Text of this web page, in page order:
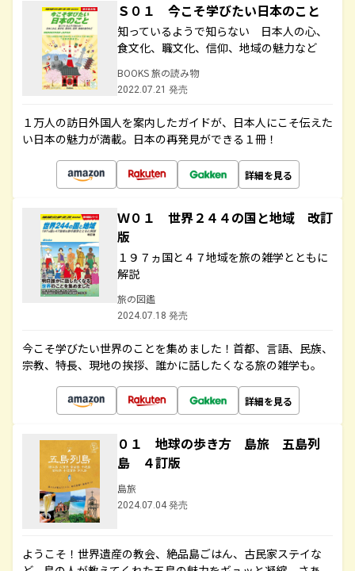
Ｓ０１ 今こそ学びたい日本のこと
知っているようで知らない 日本人の心、
食文化、職文化、信仰、地域の魅力など
BOOKS 旅の読み物
2022.07.21 発売
１万人の訪日外国人を案内したガイドが、日本人にこそ伝えた
い日本の魅力が満載。日本の再発見ができる１冊！
詳細を見る
Ｗ０１ 世界２４４の国と地域 改訂
版
１９７ヵ国と４７地域を旅の雑学とともに
解説
旅の図鑑
2024.07.18 発売
今こそ学びたい世界のことを集めました！首都、言語、民族、
宗教、特長、現地の挨拶、誰かに話したくなる旅の雑学も。
詳細を見る
０１ 地球の歩き方 島旅 五島列
島 ４訂版
島旅
2024.07.04 発売
ようこそ！世界遺産の教会、絶品島ごはん、古民家ステイな